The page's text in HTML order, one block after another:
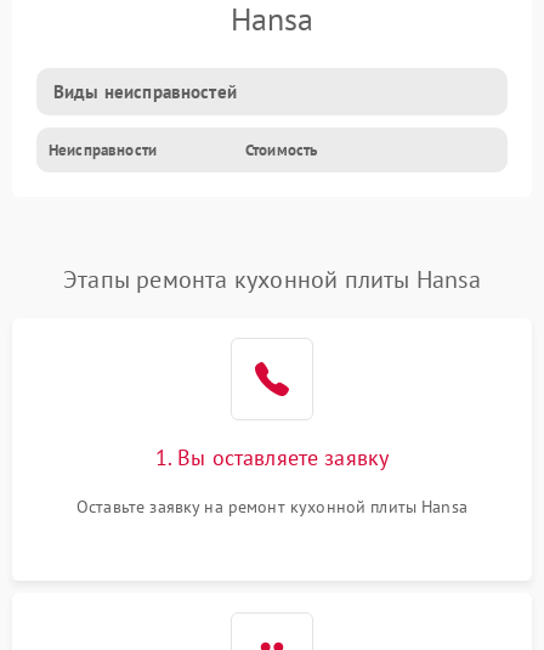
Hansa
Виды неисправностей
Неисправности Стоимость
Этапы ремонта кухонной плиты Hansa
1. Вы оставляете заявку
Оставьте заявку на ремонт кухонной плиты Hansa